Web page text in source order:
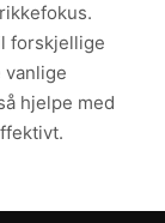
forskjellige
hjelpe med